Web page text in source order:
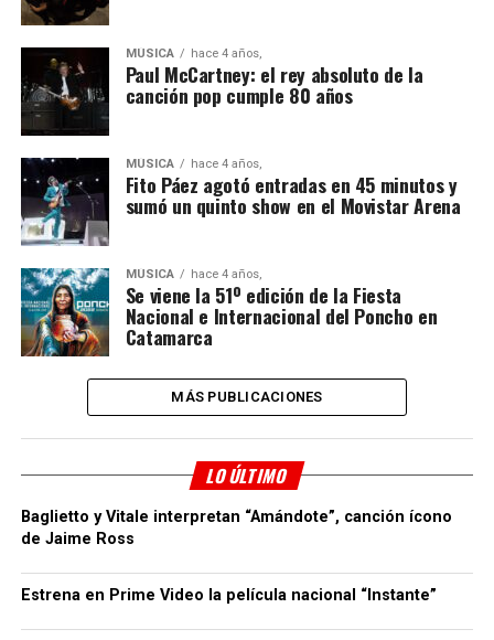
MÚSICA hace 4 años,
Paul McCartney: el rey absoluto de la
canción pop cumple 80 años
MÚSICA hace 4 años,
Fito Páez agotó entradas en 45 minutos y
sumó un quinto show en el Movistar Arena
MÚSICA hace 4 años,
Se viene la 51º edición de la Fiesta
Nacional e Internacional del Poncho en
Catamarca
MÁS PUBLICACIONES
LO ÚLTIMO
Baglietto y Vitale interpretan “Amándote”, canción ícono
de Jaime Ross
Estrena en Prime Video la película nacional “Instante”